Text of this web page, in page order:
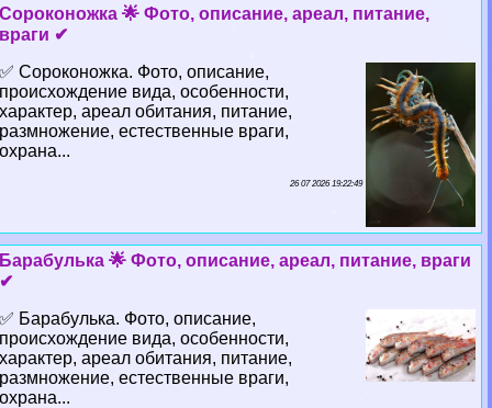
Сороконожка 🌟 Фото, описание, ареал, питание,
враги ✔
✅ Сороконожка. Фото, описание,
происхождение вида, особенности,
хаpaктер, ареал обитания, питание,
размножение, естественные враги,
охрана...
26 07 2026 19:22:49
Баpaбулька 🌟 Фото, описание, ареал, питание, враги
✔
✅ Баpaбулька. Фото, описание,
происхождение вида, особенности,
хаpaктер, ареал обитания, питание,
размножение, естественные враги,
охрана...